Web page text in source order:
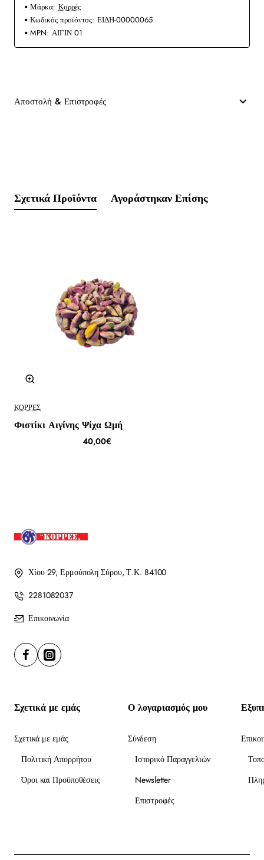
Μάρκα: Κορρές
Κωδικός προϊόντος: ΕΙΔΗ-00000065
MPN: ΑΙΓΙΝ 01
Αποστολή & Επιστροφές
Σχετικά Προϊόντα Αγοράστηκαν Επίσης
ΚΟΡΡΈΣ
Φιστίκι Αιγίνης Ψίχα Ωμή
40,00€
Χίου 29, Ερμούπολη Σύρου, Τ.Κ. 84100
2281082037
Επικοινωνία
Σχετικά με εμάς
Σχετικά με εμάς
Πολιτική Απορρήτου
Όροι και Προϋποθέσεις
Ο λογαριασμός μου
Σύνδεση
Ιστορικό Παραγγελιών
Newsletter
Επιστροφές